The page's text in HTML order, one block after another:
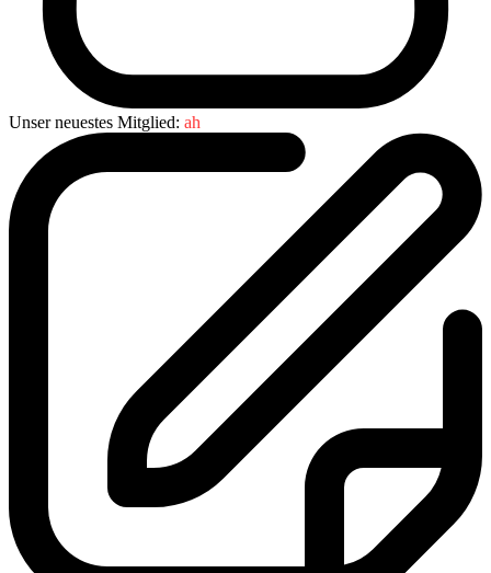
Unser neuestes Mitglied: ah